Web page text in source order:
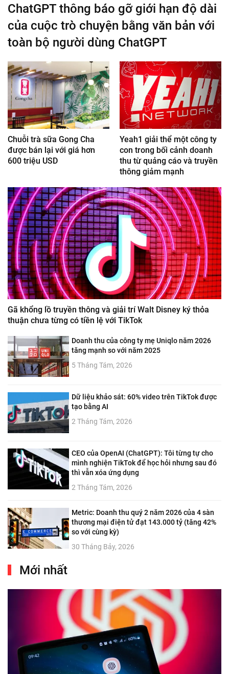
ChatGPT thông báo gỡ giới hạn độ dài
của cuộc trò chuyện bằng văn bản với
toàn bộ người dùng ChatGPT
Chuỗi trà sữa Gong Cha
được bán lại với giá hơn
600 triệu USD
Yeah1 giải thể một công ty
con trong bối cảnh doanh
thu từ quảng cáo và truyền
thông giảm mạnh
Gã khổng lồ truyền thông và giải trí Walt Disney ký thỏa
thuận chưa từng có tiền lệ với TikTok
Doanh thu của công ty mẹ Uniqlo năm 2026
tăng mạnh so với năm 2025
5 Tháng Tám, 2026
Dữ liệu khảo sát: 60% video trên TikTok được
tạo bằng AI
2 Tháng Tám, 2026
CEO của OpenAI (ChatGPT): Tôi từng tự cho
mình nghiện TikTok để học hỏi nhưng sau đó
thì vẫn xóa ứng dụng
2 Tháng Tám, 2026
Metric: Doanh thu quý 2 năm 2026 của 4 sàn
thương mại điện tử đạt 143.000 tỷ (tăng 42%
so với cùng kỳ)
30 Tháng Bảy, 2026
Mới nhất